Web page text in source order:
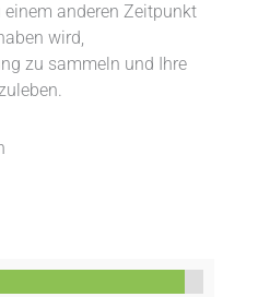
einem anderen Zeitpunkt
wird,
zu sammeln und Ihre